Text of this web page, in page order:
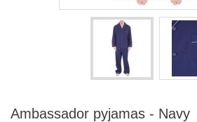
Ambassador pyjamas - Navy